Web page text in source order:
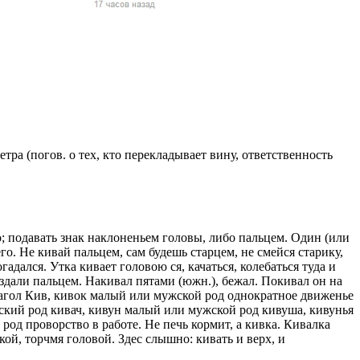
женщин и
страны),
(погов. о тех, кто перекладывает вину, ответственность
подавать знак наклоненьем головы, либо пальцем. Один (или
Не кивай пальцем, сам будешь старцем, не смейся старику,
Утка кивает головою ся, качаться, колебаться туда и
пальцем. Накивал пятами (южн.), бежал. Покивал он на
Кив, кивок малый или мужской род однократное движенье
род кивач, кивун малый или мужской род кивуша, кивунья
проворство в работе. Не печь кормит, а кивка. Кивалка
торчмя головой. Здес слышно: кивать и верх, и